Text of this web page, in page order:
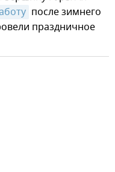
после зимнего
праздничное